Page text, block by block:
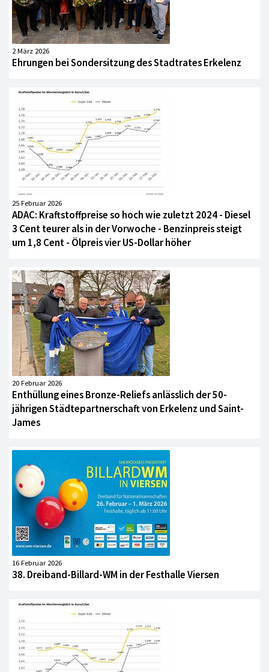
2 März 2026
Ehrungen bei Sondersitzung des Stadtrates Erkelenz
25 Februar 2026
ADAC: Kraftstoffpreise so hoch wie zuletzt 2024 - Diesel
3 Cent teurer als in der Vorwoche - Benzinpreis steigt
um 1,8 Cent - Ölpreis vier US-Dollar höher
20 Februar 2026
Enthüllung eines Bronze-Reliefs anlässlich der 50-
jährigen Städtepartnerschaft von Erkelenz und Saint-
James
16 Februar 2026
38. Dreiband-Billard-WM in der Festhalle Viersen